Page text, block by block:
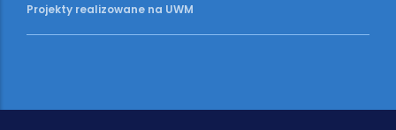
Projekty realizowane na UWM